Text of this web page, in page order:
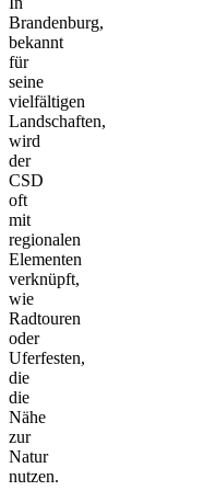
Brandenburg,
bekannt
für
seine
vielfältigen
Landschaften,
wird
der
CSD
oft
mit
regionalen
Elementen
verknüpft,
wie
Radtouren
oder
Uferfesten,
die
die
Nähe
zur
Natur
nutzen.